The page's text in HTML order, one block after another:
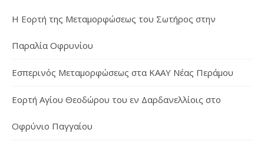
Η Εορτή της Μεταμορφώσεως του Σωτήρος στην
Παραλία Οφρυνίου
Εσπερινός Μεταμορφώσεως στα ΚΑΑΥ Νέας Περάμου
Εορτή Αγίου Θεοδώρου του εν Δαρδανελλίοις στο
Οφρύνιο Παγγαίου